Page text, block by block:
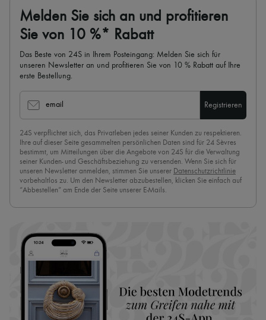
Melden Sie sich an und profitieren
Sie von 10 %* Rabatt
Das Beste von 24S in Ihrem Posteingang: Melden Sie sich für
unseren Newsletter an und profitieren Sie von 10 % Rabatt auf Ihre
erste Bestellung.
email Registrieren
24S verpflichtet sich, das Privatleben jedes seiner Kunden zu respektieren.
Ihre auf dieser Seite gesammelten persönlichen Daten sind für 24 Sèvres
bestimmt, um Mitteilungen über die Angebote von 24S für die Verwaltung
seiner Kunden- und Geschäftsbeziehung zu versenden. Wenn Sie sich für
unseren Newsletter anmelden, stimmen Sie unserer Datenschutzrichtlinie
vorbehaltlos zu. Um den Newsletter abzubestellen, klicken Sie einfach auf
“Abbestellen” am Ende der Seite unserer E-Mails.